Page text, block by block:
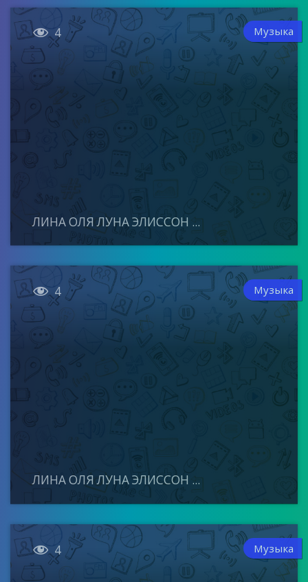
 4 Музыка
ЛИНА ОЛЯ ЛУНА ЭЛИССОН ...
 4 Музыка
ЛИНА ОЛЯ ЛУНА ЭЛИССОН ...
 4 Музыка